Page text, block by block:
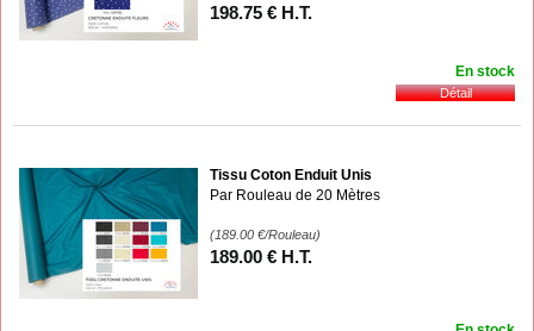
198.75 € H.T.
En stock
Tissu Coton Enduit Unis
Par Rouleau de 20 Mètres
(189.00 €/Rouleau)
189.00 € H.T.